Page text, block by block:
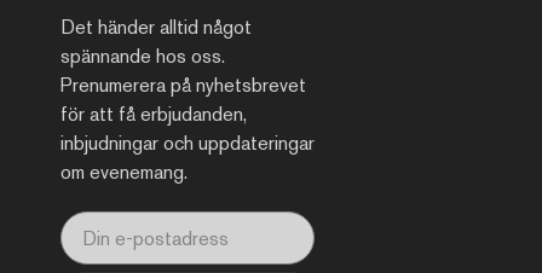
Det händer alltid något
spännande hos oss.
Prenumerera på nyhetsbrevet
för att få erbjudanden,
inbjudningar och uppdateringar
om evenemang.